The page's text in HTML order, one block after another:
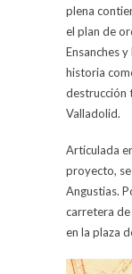
plena
el plan de
Ensanches
historia
destrucción
Valladolid.
Articulada
proyecto,
Angustias.
carretera de
en la plaza